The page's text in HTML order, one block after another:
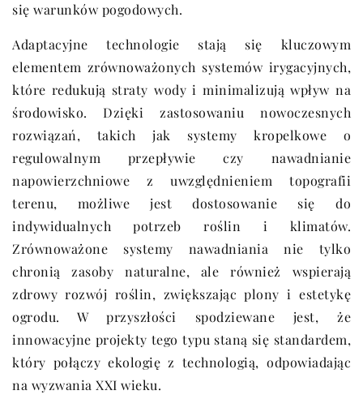
się warunków pogodowych.
Adaptacyjne technologie stają się kluczowym
elementem zrównoważonych systemów irygacyjnych,
które redukują straty wody i minimalizują wpływ na
środowisko. Dzięki zastosowaniu nowoczesnych
rozwiązań, takich jak systemy kropelkowe o
regulowalnym przepływie czy nawadnianie
napowierzchniowe z uwzględnieniem topografii
terenu, możliwe jest dostosowanie się do
indywidualnych potrzeb roślin i klimatów.
Zrównoważone systemy nawadniania nie tylko
chronią zasoby naturalne, ale również wspierają
zdrowy rozwój roślin, zwiększając plony i estetykę
ogrodu. W przyszłości spodziewane jest, że
innowacyjne projekty tego typu staną się standardem,
który połączy ekologię z technologią, odpowiadając
na wyzwania XXI wieku.